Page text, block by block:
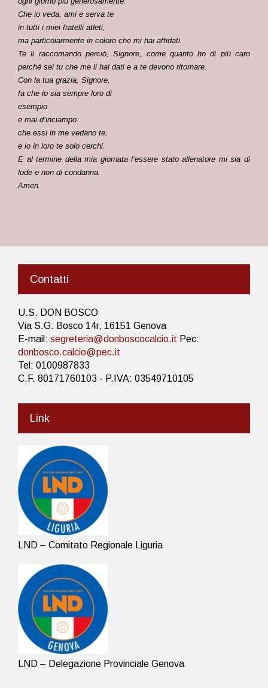
Che io veda, ami e serva te
in tutti i miei fratelli atleti,
ma particolarmente in coloro che mi hai affidati.
Te li raccomando perciò, Signore, come quanto ho di più caro
perché sei tu che me li hai dati e a te devono ritornare.
Con la tua grazia, Signore,
fa che io sia sempre loro di
esempio
e mai d’inciampo:
che essi in me vedano te,
e io in loro te solo cerchi.
E al termine della mia giornata l’essere stato allenatore mi sia di
lode e non di condanna.
Amen.
Contatti
U.S. DON BOSCO
Via S.G. Bosco 14r, 16151 Genova
E-mail: segreteria@donboscocalcio.it Pec:
donbosco.calcio@pec.it
Tel: 0100987833
C.F. 80171760103 - P.IVA: 03549710105
Link
LND – Comitato Regionale Liguria
LND – Delegazione Provinciale Genova